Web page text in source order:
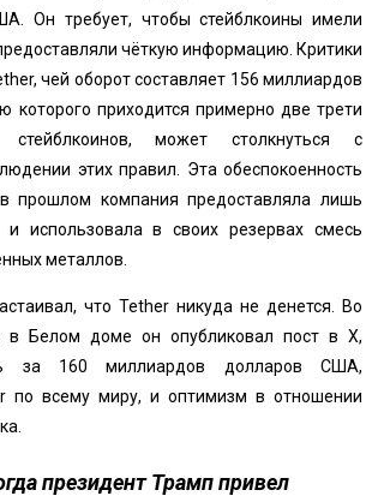
Он требует, чтобы стейблкоины имели
чёткую информацию. Критики
чей оборот составляет 156 миллиардов
которого приходится примерно две трети
может столкнуться с
этих правил. Эта обеспокоенность
прошлом компания предоставляла лишь
и использовала в своих резервах смесь
металлов.
что Tether никуда не денется. Во
в Белом доме он опубликовал пост в X,
за 160 миллиардов долларов США,
по всему миру, и оптимизм в отношении
президент Трамп привел